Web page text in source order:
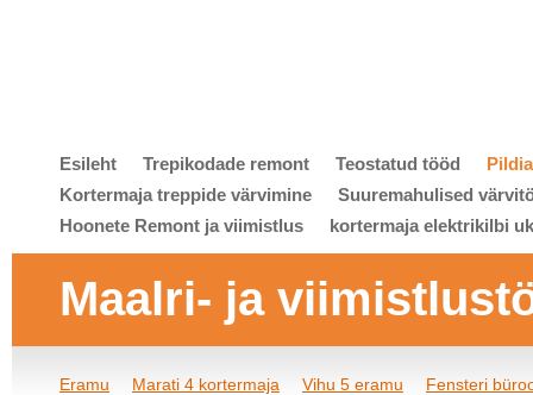
Esileht Trepikodade remont Teostatud tööd
Kortermaja treppide värvimine
Suuremahulised
Hoonete Remont ja viimistlus
kortermaja elektrikilbi
Maalri- ja
Eramu Marati 4 kortermaja Vihu 5 eramu
Fensteri